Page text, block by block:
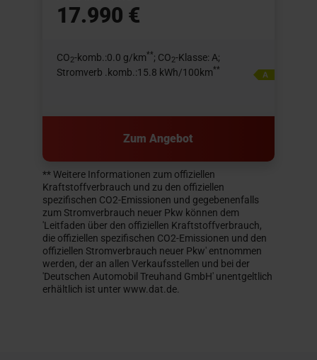
17.990 €
CO2-komb.:0.0 g/km**; CO2-Klasse: A;
Stromverb .komb.:15.8 kWh/100km**
Zum Angebot
** Weitere Informationen zum offiziellen
Kraftstoffverbrauch und zu den offiziellen
spezifischen CO2-Emissionen und gegebenenfalls
zum Stromverbrauch neuer Pkw können dem
'Leitfaden über den offiziellen Kraftstoffverbrauch,
die offiziellen spezifischen CO2-Emissionen und den
offiziellen Stromverbrauch neuer Pkw' entnommen
werden, der an allen Verkaufsstellen und bei der
'Deutschen Automobil Treuhand GmbH' unentgeltlich
erhältlich ist unter www.dat.de.